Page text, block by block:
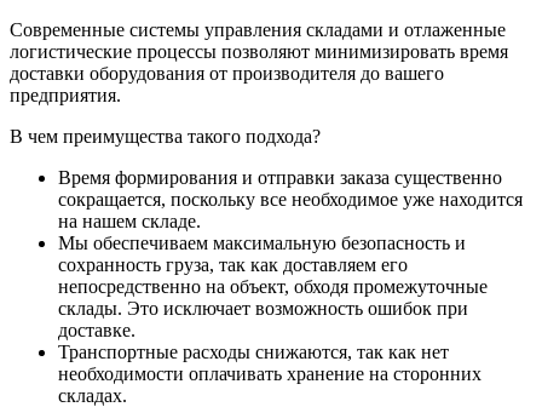
Современные системы управления складами и отлаженные
логистические процессы позволяют минимизировать время
доставки оборудования от производителя до вашего
предприятия.
В чем преимущества такого подхода?
Время формирования и отправки заказа существенно
сокращается, поскольку все необходимое уже находится
на нашем складе.
Мы обеспечиваем максимальную безопасность и
сохранность груза, так как доставляем его
непосредственно на объект, обходя промежуточные
склады. Это исключает возможность ошибок при
доставке.
Транспортные расходы снижаются, так как нет
необходимости оплачивать хранение на сторонних
складах.